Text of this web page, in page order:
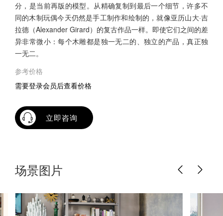
分，是当前再版的模型。从精确复制到最后一个细节，许多不
同的木制玩偶今天仍然是手工制作和绘制的，就像亚历山大·吉
拉德（Alexander Girard）的复古作品一样。即使它们之间的差
异非常微小：每个木雕都是独一无二的、独立的产品，真正独
一无二。
参考价格
需要登录会员后查看价格
立即咨询
场景图片